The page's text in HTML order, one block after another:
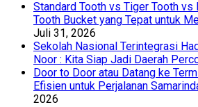
Standard Tooth vs Tiger Tooth vs
Tooth Bucket yang Tepat untuk
Juli 31, 2026
Sekolah Nasional Terintegrasi
Noor : Kita Siap Jadi Daerah
Door to Door atau Datang ke
Efisien untuk Perjalanan
2026